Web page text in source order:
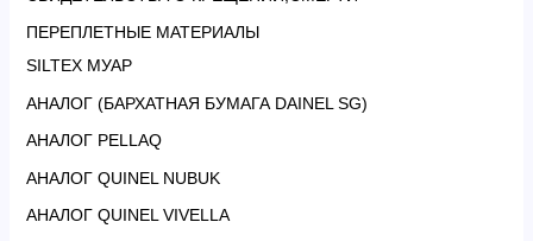
ПЕРЕПЛЕТНЫЕ МАТЕРИАЛЫ
SILTEX МУАР
АНАЛОГ (БАРХАТНАЯ БУМАГА DAINEL SG)
АНАЛОГ PELLAQ
АНАЛОГ QUINEL NUBUK
АНАЛОГ QUINEL VIVELLA